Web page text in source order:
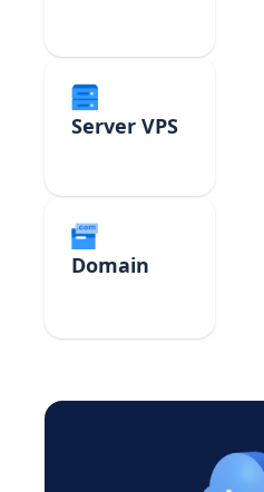
Server VPS
Domain